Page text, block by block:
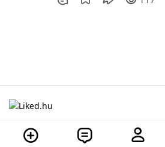
Adatvédelem Szabályzat